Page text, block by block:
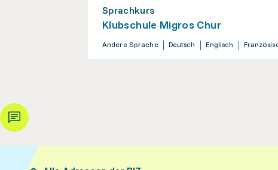
Sprachkurs
Klubschule Migros Chur
Andere Sprache Deutsch Englisch